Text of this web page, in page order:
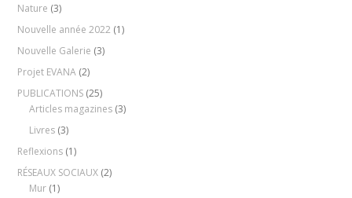
Nature (3)
Nouvelle année 2022 (1)
Nouvelle Galerie (3)
Projet EVANA (2)
PUBLICATIONS (25)
Articles magazines (3)
Livres (3)
Reflexions (1)
RÉSEAUX SOCIAUX (2)
Mur (1)